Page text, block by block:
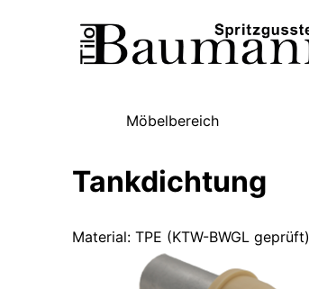
Möbelbereich
Tankdichtung
Material: TPE (KTW-BWGL geprüft)